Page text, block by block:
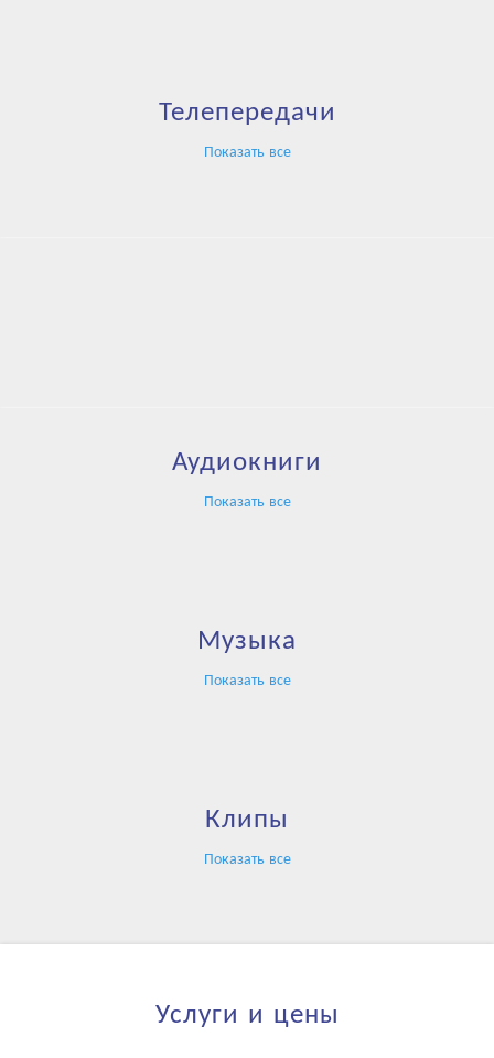
Телепередачи
Показать все
Аудиокниги
Показать все
Музыка
Показать все
Клипы
Показать все
Услуги и цены